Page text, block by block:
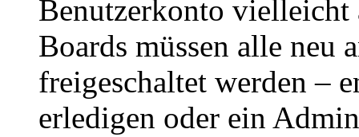
Benutzerkonto
Boards müssen alle neu
freigeschaltet werden –
erledigen oder ein